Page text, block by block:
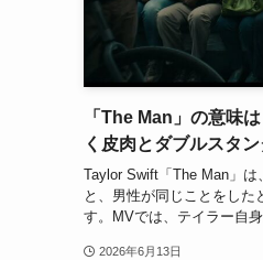
「The Man」の意味
く皮肉とダブルスタ
Taylor Swift「The Man」
と、男性が同じことをし
す。MVでは、テイラー自
2026年6月13日